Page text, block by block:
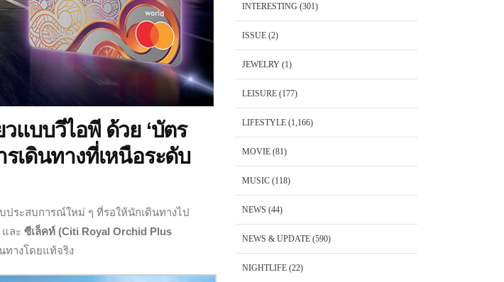
แบบวีไอพี ด้วย ‘บัตร
เดินทางที่เหนือระดับ
ประสบการณ์ใหม่ ๆ ที่รอให้นักเดินทางไป
และ ซีเล็คท์ (Citi Royal Orchid Plus
ทางโดยแท้จริง
INTERESTING (301)
ISSUE(2)
JEWELRY(1)
LEISURE(177)
LIFESTYLE(1,166)
MOVIE(81)
MUSIC(118)
NEWS (44)
NEWS & UPDATE(590)
NIGHTLIFE(22)